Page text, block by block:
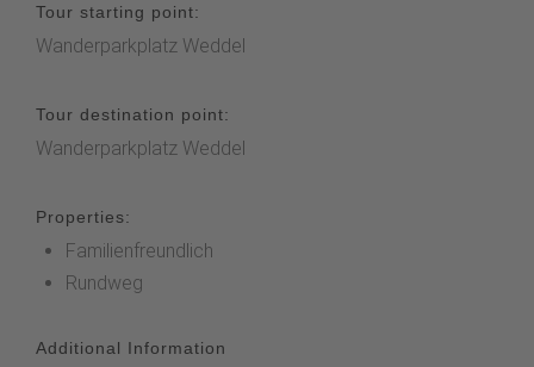
Tour starting point:
Wanderparkplatz Weddel
Tour destination point:
Wanderparkplatz Weddel
Properties:
Familienfreundlich
Rundweg
Additional Information